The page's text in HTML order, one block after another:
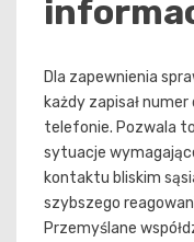
Dla zapewnienia
każdy zapisał
telefonie. Pozwala
sytuacje
kontaktu bliskim
szybszego
Przemyślane